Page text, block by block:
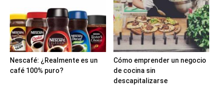
Nescafé: ¿Realmente es un
café 100% puro?
Cómo emprender un negocio
de cocina sin
descapitalizarse